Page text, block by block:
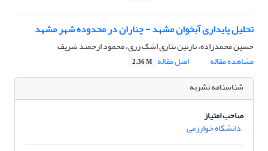
تحلیل پایداری آبخوان مشهد - چناران در محدوده شهر مشهد
حسین محمدزاده، نازنین نثاری اشک زری، محمود ارجمند شریف
مشاهده مقاله
اصل مقاله 2.36 M
شناسنامه نشریه
صاحب امتیاز
دانشگاه خوارزمی